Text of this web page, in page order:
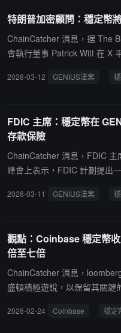
特朗普加密顧問：穩定幣
ChainCatcher 消息，据 The
會執行董事 Patrick Witt 在 X
告的吸走存款。Witt 指出，全
行式監管，真正需要監管的是
而 GENIUS 法案明確禁止穩定
2026-03-12 GENIUS法案
FDIC 主席：穩定幣在
存款保險
ChainCatcher 消息，FDIC
峰會上表示，FDIC 計劃提出
表用戶獲取政府存款保護。
定幣安排的常見特徵。儘管穩
要求其須全額儲備。此外，
定位問題，建議無論採用何種
存款，享有與非代幣化存款相
其變為反競爭法案的做法不可
2026-03-11 GENIUS法案
觀點：Coinbase 穩定幣
倍至七倍
ChainCatcher 消息，
盛頓積極遊說，以保留其關鍵
總統於 2025 年 7 月簽署的
2026-02-24 Coinbase 穩定